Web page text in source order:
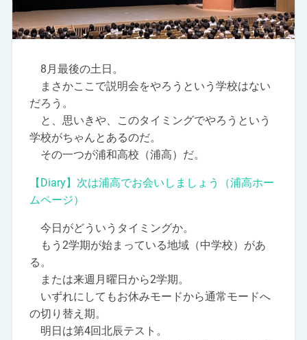
8月最後の土日。
まさかここで説明会をやろうという学校はない
だろう。
と、思いきや、このタイミングでやろうという
学校がちゃんとあるのだ。
その一つが浦和高校（浦高）だ。
【Diary】次は浦高でお会いしましょう（浦高ホー
ムページ）
今日がどういうタイミングか。
もう2学期が始まっている地域（中学校）があ
る。
または来週月曜日から2学期。
いずれにしてもお休みモードから通常モードへ
の切り替え期。
明日は第4回北辰テスト。